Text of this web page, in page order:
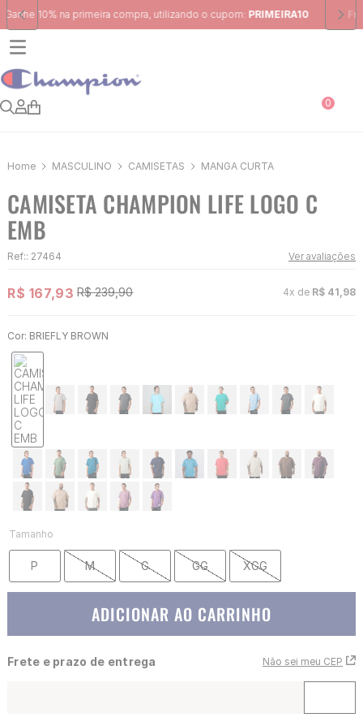
Frete Grátispara região Sudeste em pedidos acima de R$ 399,00
0
MASCULINO CAMISETAS MANGA CURTA
CAMISETA CHAMPION LIFE LOGO C
EMB
Ref:: 27464 Ver avaliações
R$ 167,93 R$ 239,90 4x de R$ 41 98
Cor: BRIEFLY BROWN
Tamanho
P M G GG XGG
ADICIONAR AO CARRINHO
Frete e prazo de entrega Não sei meu CEP